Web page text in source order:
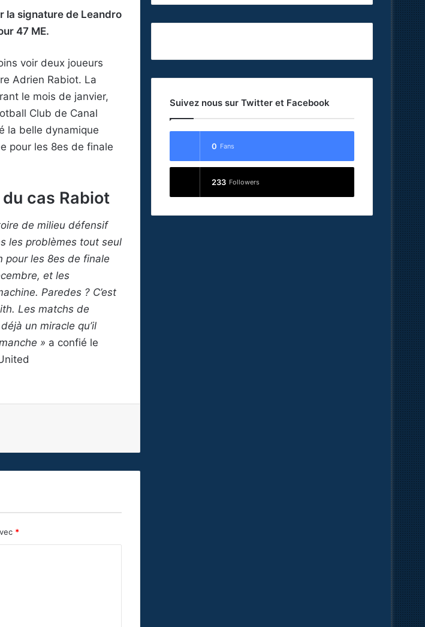
la signature de Leandro
47 ME.
voir deux joueurs
Adrien Rabiot. La
le mois de janvier,
Club de Canal
la belle dynamique
pour les 8es de finale
cas Rabiot
de milieu défensif
les problèmes tout seul
pour les 8es de finale
et les
Paredes ? C’est
Les matchs de
un miracle qu’il
» a confié le
*
Suivez nous sur Twitter et Facebook
0 Fans
233 Followers